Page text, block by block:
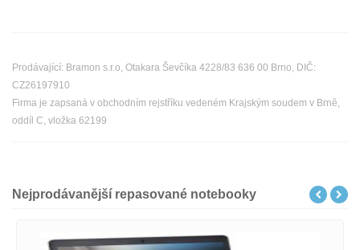
Prodávající: Bramon s.r.o, Otakara Ševčíka 4228/83 636 00 Brno, DIČ:
CZ26197910
Firma je zapsaná v obchodním rejstříku vedeném Krajským soudem v Brně,
oddíl C, vložka 62199
Nejprodávanější repasované notebooky